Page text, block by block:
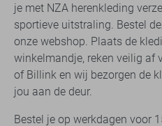
je met NZA herenkleding
sportieve uitstraling. Bestel
onze webshop. Plaats de
winkelmandje, reken veilig af
of Billink en wij bezorgen de
jou aan de deur.
Bestel je op werkdagen voor